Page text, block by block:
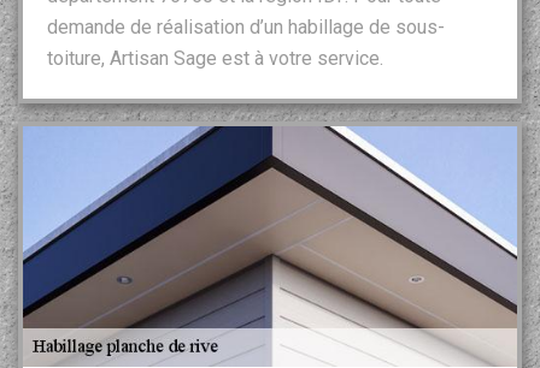
demande de réalisation d’un habillage de sous-
toiture, Artisan Sage est à votre service.